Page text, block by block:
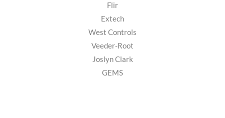
Flir
Extech
West Controls
Veeder-Root
Joslyn Clark
GEMS